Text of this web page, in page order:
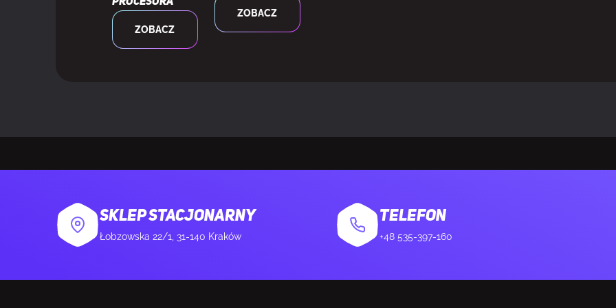
procesora
ZOBACZ
ZOBACZ
SKLEP STACJONARNY
Łobzowska 22/1, 31-140 Kraków
TELEFON
+48 535-397-160